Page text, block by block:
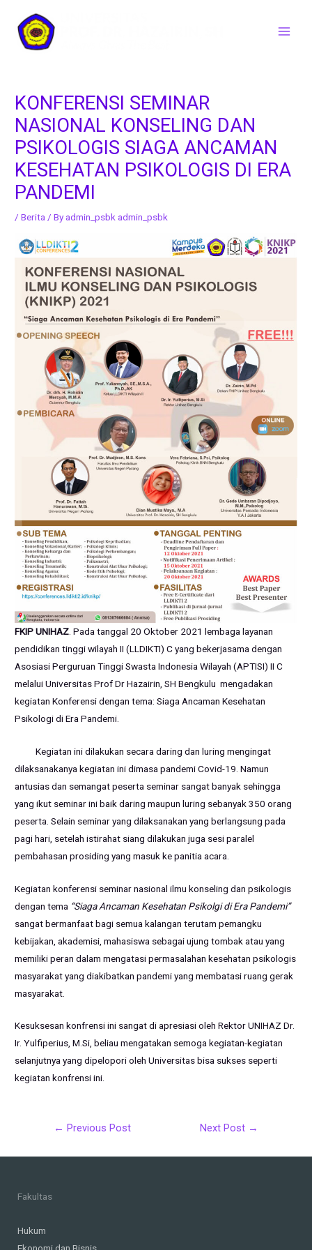
content
KONFERENSI SEMINAR
NASIONAL KONSELING DAN
PSIKOLOGIS SIAGA ANCAMAN
KESEHATAN PSIKOLOGIS DI ERA
PANDEMI
/Berita / Byadmin_psbk admin_psbk
FKIP UNIHAZ . Pada tanggal 20 Oktober 2021 lembaga layanan
pendidikan tinggi wilayah II (LLDIKTI) C yang bekerjasama dengan
Asosiasi Perguruan Tinggi Swasta Indonesia Wilayah (APTISI) II C
melalui Universitas Prof Dr Hazairin, SH Bengkulu mengadakan
kegiatan Konferensi dengan tema: Siaga Ancaman Kesehatan
Psikologi di Era Pandemi.
Kegiatan ini dilakukan secara daring dan luring mengingat
dilaksanakanya kegiatan ini dimasa pandemi Covid-19. Namun
antusias dan semangat peserta seminar sangat banyak sehingga
yang ikut seminar ini baik daring maupun luring sebanyak 350 orang
peserta. Selain seminar yang dilaksanakan yang berlangsung pada
pagi hari, setelah istirahat siang dilakukan juga sesi paralel
pembahasan prosiding yang masuk ke panitia acara.
Kegiatan konferensi seminar nasional ilmu konseling dan psikologis
dengan tema “Siaga Ancaman Kesehatan Psikolgi di Era Pandemi”
sangat bermanfaat bagi semua kalangan terutam pemangku
kebijakan, akademisi, mahasiswa sebagai ujung tombak atau yang
memiliki peran dalam mengatasi permasalahan kesehatan psikologis
masyarakat yang diakibatkan pandemi yang membatasi ruang gerak
masyarakat.
Kesuksesan konfrensi ini sangat di apresiasi oleh Rektor UNIHAZ Dr.
Ir. Yulfiperius, M.Si, beliau mengatakan semoga kegiatan-kegiatan
selanjutnya yang dipelopori oleh Universitas bisa sukses seperti
kegiatan konfrensi ini.
← Previous Post Next Post →
Fakultas
Hukum